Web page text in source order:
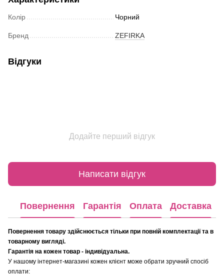
Колір Чорний
Бренд ZEFIRKA
Відгуки
Додайте перший відгук
Написати відгук
Повернення Гарантія Оплата Доставка
Повернення товару здійснюється тільки при повній комплектації та в
товарному вигляді.
Гарантія на кожен товар - індивідуальна.
У нашому інтернет-магазині кожен клієнт може обрати зручний спосіб
оплати: